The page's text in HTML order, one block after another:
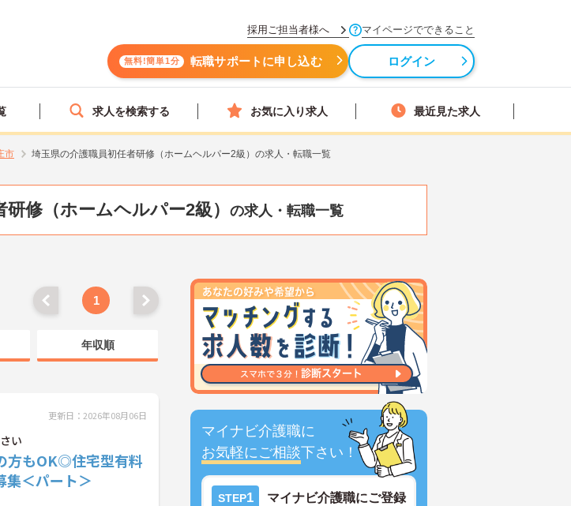
採用ご担当者様へ マイページでできること
無料!簡単1分 転職サポートに申し込む ログイン
求人を検索する お気に入り求人 最近見た求人
市 埼玉県の介護職員初任者研修（ホームヘルパー2級）の求人・転職一覧
修（ホームヘルパー2級） の求人・転職一覧
マイナビ介護職に
お気軽にご相談下さい！
STEP1 マイナビ介護職にご登録
1
年収順
更新日：2026年08月06日
い
方もOK◎住宅型有料
集＜パート＞